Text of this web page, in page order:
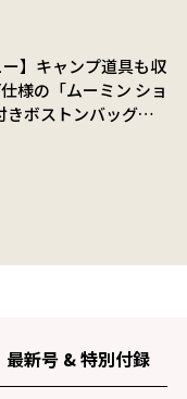
ー】キャンプ道具も収
様の「ムーミン ショ
きボストンバッグ」
由
最新号 & 特別付録